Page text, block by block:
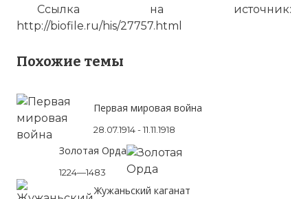
Ссылка на источник:
http://biofile.ru/his/27757.html
Похожие темы
Первая мировая война
28.07.1914 - 11.11.1918
Золотая Орда
1224—1483
Жужаньский каганат